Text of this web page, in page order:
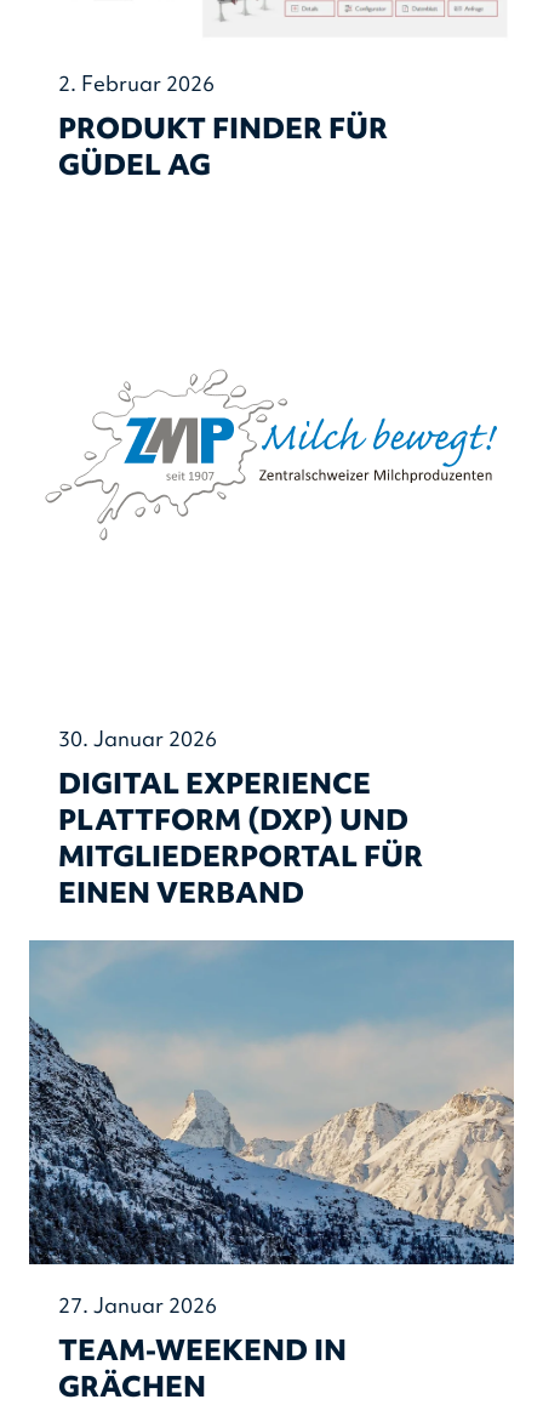
2. Februar 2026
PRODUKT FINDER FÜR
GÜDEL AG
30. Januar 2026
DIGITAL EXPERIENCE
PLATTFORM (DXP) UND
MITGLIEDERPORTAL FÜR
EINEN VERBAND
27. Januar 2026
TEAM-WEEKEND IN
GRÄCHEN